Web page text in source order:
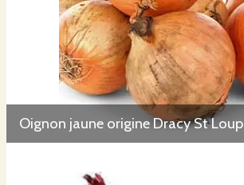
Oignon jaune origine Dracy St Loup